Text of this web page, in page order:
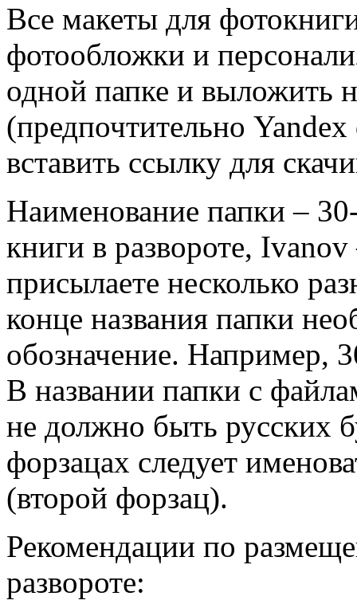
Все макеты для
фотообложки и
одной папке и выложить
(предпочтительно
вставить ссылку для
Наименование папки –
книги в развороте,
присылаете несколько
конце названия папки
обозначение. Например,
В названии папки с
не должно быть русских
форзацах следует
(второй форзац).
Рекомендации по
развороте: